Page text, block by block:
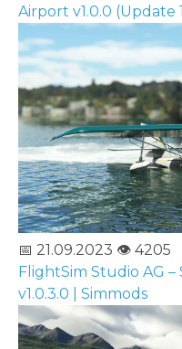
Airport v1.0.0 (Update
📅 21.09.2023 👁️ 4205
FlightSim Studio AG –
v1.0.3.0 | Simmods